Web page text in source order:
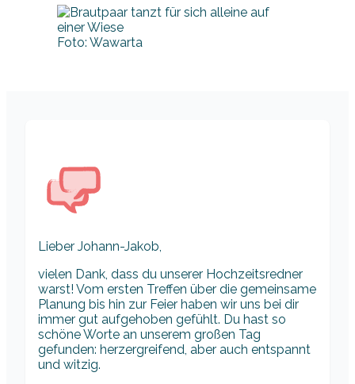
Foto: Wawarta
Lieber Johann-Jakob,
vielen Dank, dass du unserer Hochzeitsredner
warst! Vom ersten Treffen über die gemeinsame
Planung bis hin zur Feier haben wir uns bei dir
immer gut aufgehoben gefühlt. Du hast so
schöne Worte an unserem großen Tag
gefunden: herzergreifend, aber auch entspannt
und witzig.